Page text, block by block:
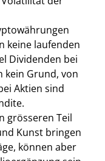
keine laufenden
Dividenden bei
kein Grund, von
Aktien sind
grösseren Teil
Kunst bringen
können aber